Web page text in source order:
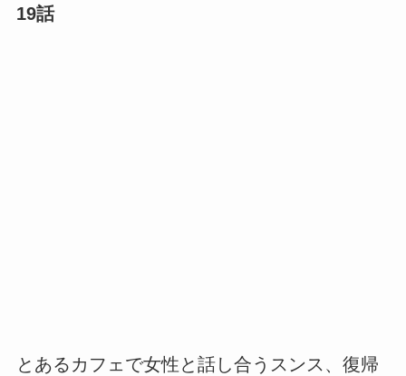
19話
とあるカフェで女性と話し合うスンス、復帰